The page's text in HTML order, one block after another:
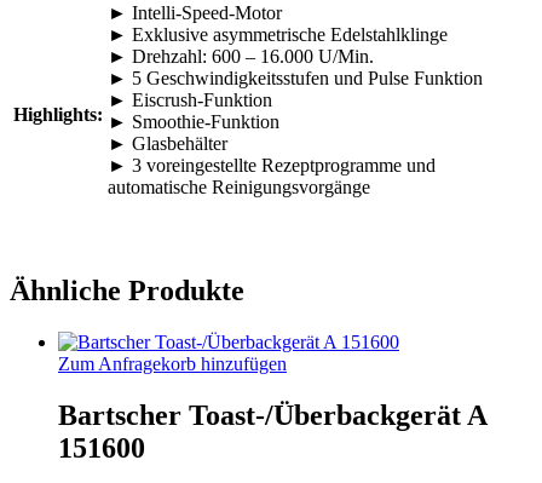
Highlights:
► Intelli-Speed-Motor
► Exklusive asymmetrische Edelstahlklinge
► Drehzahl: 600 – 16.000 U/Min.
► 5 Geschwindigkeitsstufen und Pulse Funktion
► Eiscrush-Funktion
► Smoothie-Funktion
► Glasbehälter
► 3 voreingestellte Rezeptprogramme und
automatische Reinigungsvorgänge
Ähnliche Produkte
Zum Anfragekorb hinzufügen
Bartscher Toast-/Überbackgerät A
151600